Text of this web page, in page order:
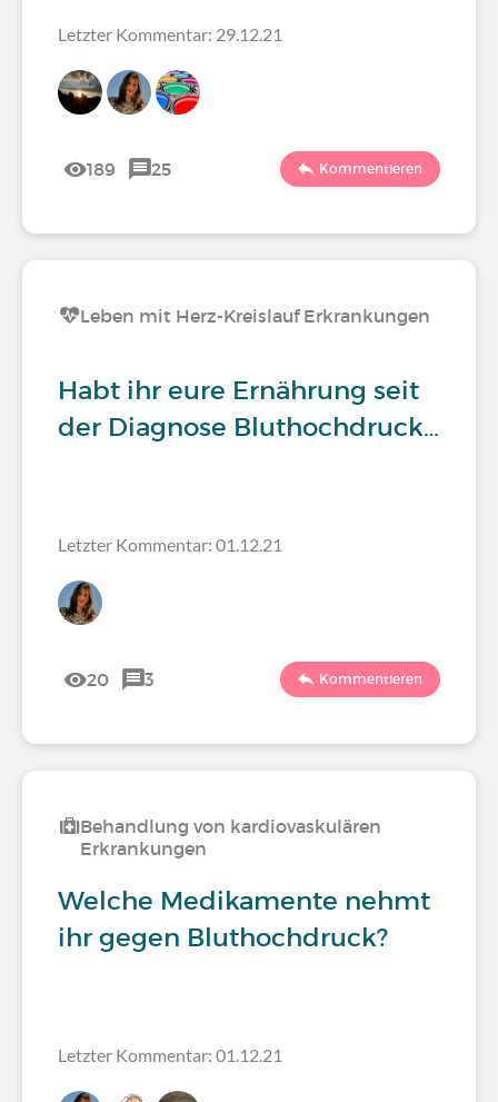
Letzter Kommentar: 29.12.21
189 25 Kommentieren
Leben mit Herz-Kreislauf Erkrankungen
Habt ihr eure Ernährung seit
der Diagnose Bluthochdruck…
Letzter Kommentar: 01.12.21
20 3 Kommentieren
Behandlung von kardiovaskulären
Erkrankungen
Welche Medikamente nehmt
ihr gegen Bluthochdruck?
Letzter Kommentar: 01.12.21